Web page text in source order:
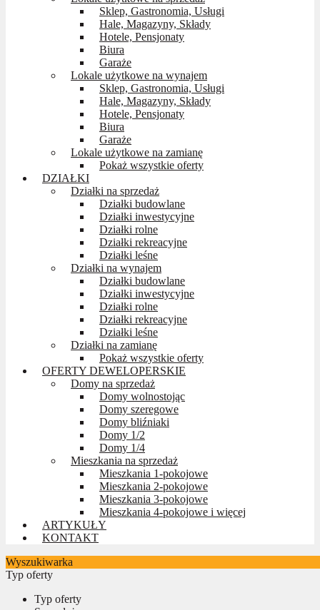
Sklep, Gastronomia, Usługi
Hale, Magazyny, Składy
Hotele, Pensjonaty
Biura
Garaże
Lokale użytkowe na wynajem
Sklep, Gastronomia, Usługi
Hale, Magazyny, Składy
Hotele, Pensjonaty
Biura
Garaże
Lokale użytkowe na zamianę
Pokaż wszystkie oferty
DZIAŁKI
Działki na sprzedaż
Działki budowlane
Działki inwestycyjne
Działki rolne
Działki rekreacyjne
Działki leśne
Działki na wynajem
Działki budowlane
Działki inwestycyjne
Działki rolne
Działki rekreacyjne
Działki leśne
Działki na zamianę
Pokaż wszystkie oferty
OFERTY DEWELOPERSKIE
Domy na sprzedaż
Domy wolnostojąc
Domy szeregowe
Domy bliźniaki
Domy 1/2
Domy 1/4
Mieszkania na sprzedaż
Mieszkania 1-pokojowe
Mieszkania 2-pokojowe
Mieszkania 3-pokojowe
Mieszkania 4-pokojowe i więcej
ARTYKUŁY
KONTAKT
Wyszukiwarka
Typ oferty
Typ oferty